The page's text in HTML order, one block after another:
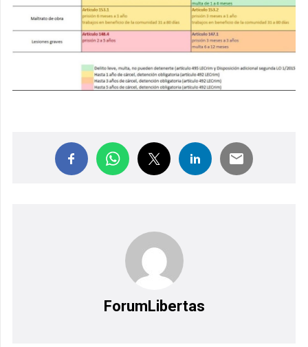
ForumLibertas